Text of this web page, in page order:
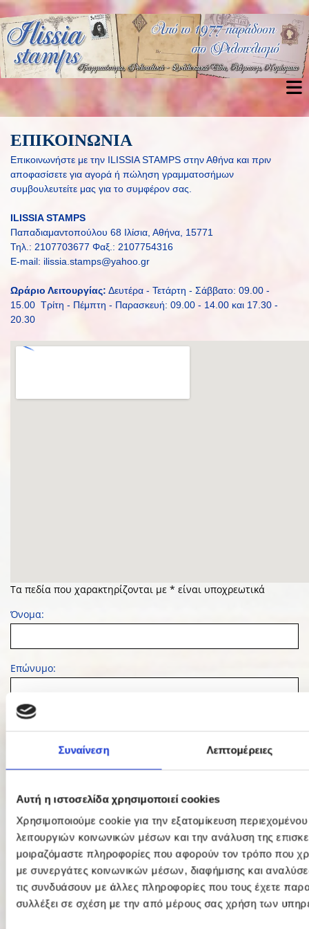
Συναίνεση Λεπτομέρειες
Αυτή η ιστοσελίδα χρησιμοποιεί cookies
Χρησιμοποιούμε cookie για την εξατομίκευση
λειτουργιών κοινωνικών μέσων και την ανάλυση της
μοιραζόμαστε πληροφορίες που αφορούν τον τρόπο που
με συνεργάτες κοινωνικών μέσων, διαφήμισης και
τις συνδυάσουν με άλλες πληροφορίες που τους έχετε
συλλέξει σε σχέση με την από μέρους σας χρήση των
ΕΠΙΚΟΙΝΩΝΙΑ
Επικοινωνήστε με την ILISSIA STAMPS στην Αθήνα και πριν
αποφασίσετε για αγορά ή πώληση γραμματοσήμων
συμβουλευτείτε μας για το συμφέρον σας.
ILISSIA STAMPS
Παπαδιαμαντοπούλου 68 Ιλίσια, Αθήνα, 15771
Τηλ.: 2107703677 Φαξ.: 2107754316
E-mail: ilissia.stamps@yahoo.gr
Ωράριο Λειτουργίας: Δευτέρα - Τετάρτη - Σάββατο: 09.00 -
15.00 Τρίτη - Πέμπτη - Παρασκευή: 09.00 - 14.00 και 17.30 -
20.30
Τα πεδία που χαρακτηρίζονται με * είναι υποχρεωτικά
Όνομα:
Επώνυμο:
E-mail:
Σχόλια: